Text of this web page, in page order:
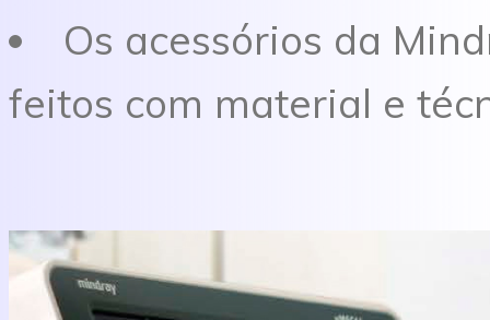
Os acessórios da
feitos com material e